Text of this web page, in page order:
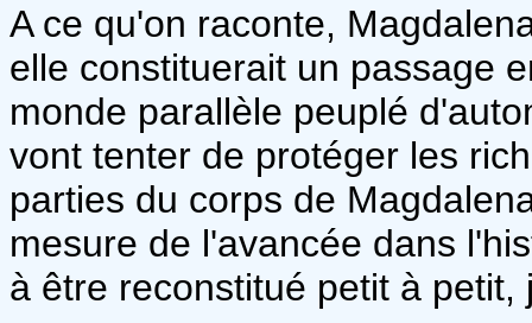
A ce qu'on raconte,
elle constituerait un passage
monde parallèle peuplé
vont tenter de protéger les
parties du corps de
mesure de l'avancée dans
à être reconstitué petit à